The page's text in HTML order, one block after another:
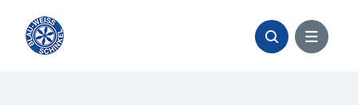
Inhalt
springen